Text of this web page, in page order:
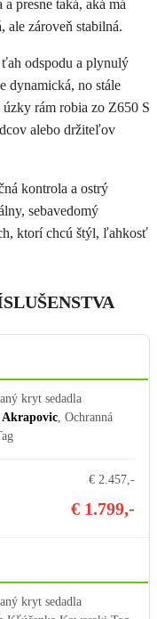
presne taká, aká má
ale zároveň stabilná.
odspodu a plynulý
dynamická, no stále
rám robia zo Z650 S
alebo držiteľov
kontrola a ostrý
sebavedomý
ktorí chcú štýl, ľahkosť
kryt sedadla
Akrapovic, Ochranná
€ 2.457,-
€ 1.799,-
kryt sedadla